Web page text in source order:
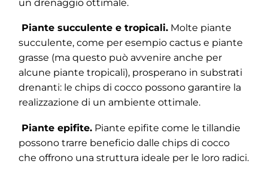
un drenaggio ottimale.
Piante succulente e tropicali. Molte piante
succulente, come per esempio cactus e piante
grasse (ma questo può avvenire anche per
alcune piante tropicali), prosperano in substrati
drenanti: le chips di cocco possono garantire la
realizzazione di un ambiente ottimale.
Piante epifite. Piante epifite come le tillandie
possono trarre beneficio dalle chips di cocco
che offrono una struttura ideale per le loro radici.